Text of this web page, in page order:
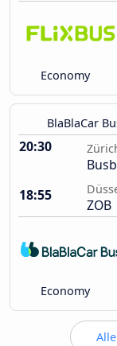
Economy
BlaBlaCar
20:30
18:55
ZOB
Economy